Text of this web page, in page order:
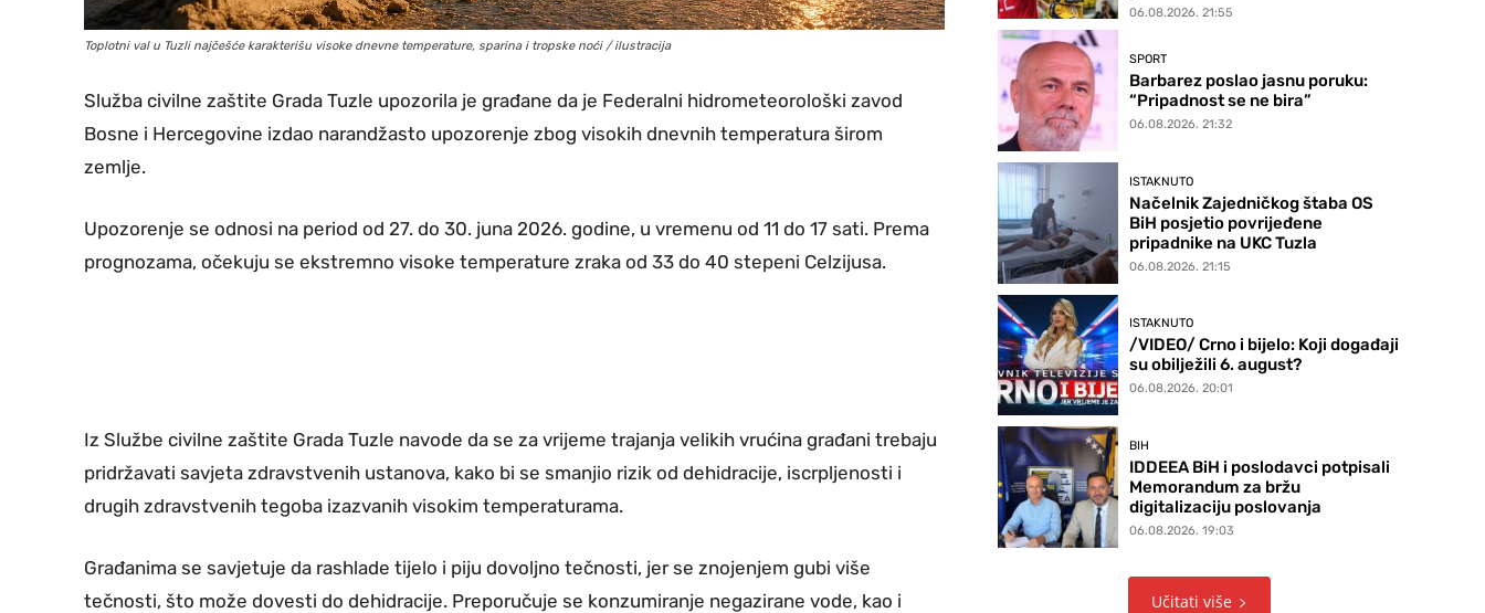
Toplotni val u Tuzli najčešće karakterišu visoke dnevne temperature, sparina i tropske noći / ilustracija
Služba civilne zaštite Grada Tuzle upozorila je građane da je Federalni hidrometeorološki zavod
Bosne i Hercegovine izdao narandžasto upozorenje zbog visokih dnevnih temperatura širom
zemlje.
Upozorenje se odnosi na period od 27. do 30. juna 2026. godine, u vremenu od 11 do 17 sati. Prema
prognozama, očekuju se ekstremno visoke temperature zraka od 33 do 40 stepeni Celzijusa.
Iz Službe civilne zaštite Grada Tuzle navode da se za vrijeme trajanja velikih vrućina građani trebaju
pridržavati savjeta zdravstvenih ustanova, kako bi se smanjio rizik od dehidracije, iscrpljenosti i
drugih zdravstvenih tegoba izazvanih visokim temperaturama.
Građanima se savjetuje da rashlade tijelo i piju dovoljno tečnosti, jer se znojenjem gubi više
tečnosti, što može dovesti do dehidracije. Preporučuje se konzumiranje negazirane vode, kao i
06.08.2026. 21:55
SPORT
Barbarez poslao jasnu poruku:
“Pripadnost se ne bira”
06.08.2026. 21:32
ISTAKNUTO
Načelnik Zajedničkog štaba OS
BiH posjetio povrijeđene
pripadnike na UKC Tuzla
06.08.2026. 21:15
ISTAKNUTO
/VIDEO/ Crno i bijelo: Koji događaji
su obilježili 6. august?
06.08.2026. 20:01
BIH
IDDEEA BiH i poslodavci potpisali
Memorandum za bržu
digitalizaciju poslovanja
06.08.2026. 19:03
Učitati više